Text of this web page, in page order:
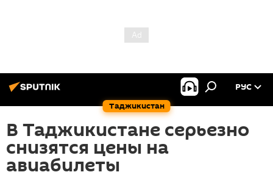
Таджикистан
РУС
В Таджикистане серьезно
снизятся цены на
авиабилеты